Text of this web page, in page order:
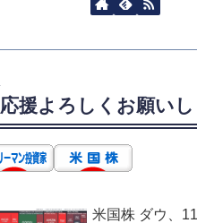
応援よろしくお願い
米国株 ダウ、